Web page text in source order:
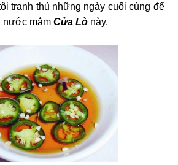
tranh thủ những ngày cuối cùng để
nước mắmCửa Lò này.